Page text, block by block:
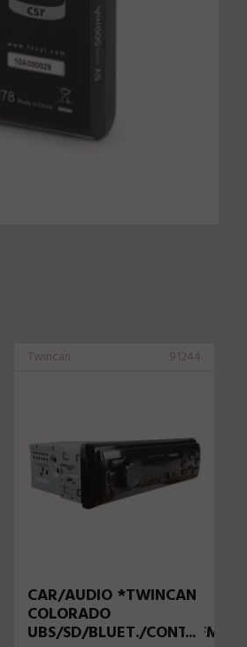
Twincan 91244
CAR/AUDIO *TWINCAN
COLORADO
UBS/SD/BLUET./CONT./FM/